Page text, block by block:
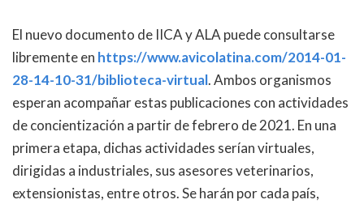
El nuevo documento de IICA y ALA puede consultarse
libremente en https://www.avicolatina.com/2014-01-
28-14-10-31/biblioteca-virtual. Ambos organismos
esperan acompañar estas publicaciones con actividades
de concientización a partir de febrero de 2021. En una
primera etapa, dichas actividades serían virtuales,
dirigidas a industriales, sus asesores veterinarios,
extensionistas, entre otros. Se harán por cada país,